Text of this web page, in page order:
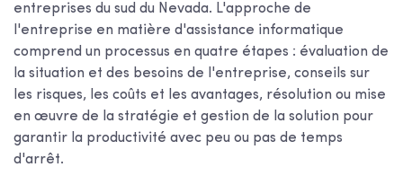
entreprises du sud du Nevada. L'approche de
l'entreprise en matière d'assistance informatique
comprend un processus en quatre étapes : évaluation de
la situation et des besoins de l'entreprise, conseils sur
les risques, les coûts et les avantages, résolution ou mise
en œuvre de la stratégie et gestion de la solution pour
garantir la productivité avec peu ou pas de temps
d'arrêt.